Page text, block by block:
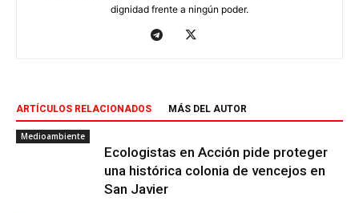
dignidad frente a ningún poder.
ARTÍCULOS RELACIONADOS MÁS DEL AUTOR
Medioambiente
Ecologistas en Acción pide proteger
una histórica colonia de vencejos en
San Javier